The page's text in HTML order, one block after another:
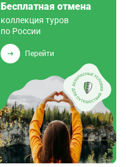
Бесплатная отмена
коллекция туров
по России
Перейти